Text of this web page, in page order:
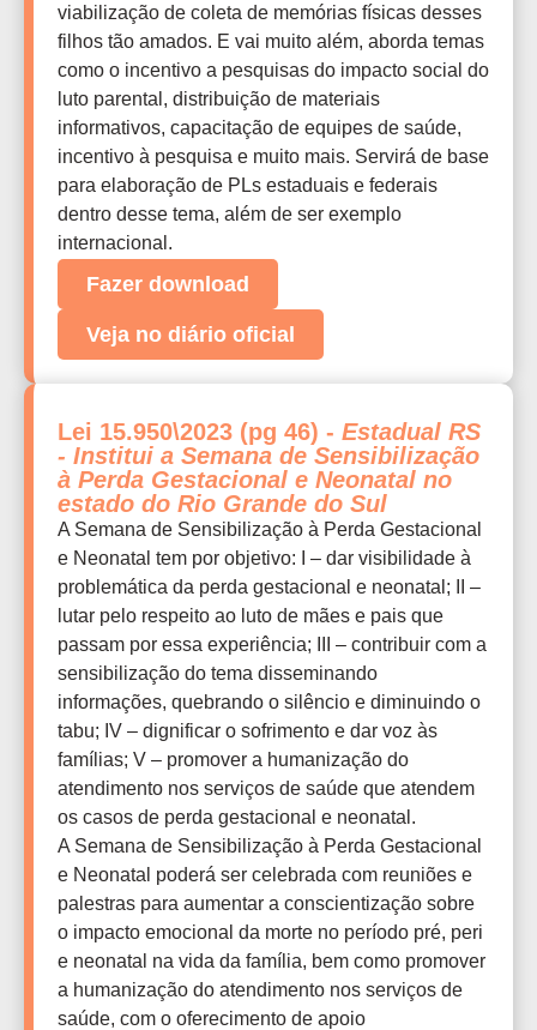
viabilização de coleta de memórias físicas desses
filhos tão amados. E vai muito além, aborda temas
como o incentivo a pesquisas do impacto social do
luto parental, distribuição de materiais
informativos, capacitação de equipes de saúde,
incentivo à pesquisa e muito mais. Servirá de base
para elaboração de PLs estaduais e federais
dentro desse tema, além de ser exemplo
internacional.
Fazer download
Veja no diário oficial
Lei 15.950\2023 (pg 46) - Estadual RS
- Institui a Semana de Sensibilização
à Perda Gestacional e Neonatal no
estado do Rio Grande do Sul
A Semana de Sensibilização à Perda Gestacional
e Neonatal tem por objetivo: I – dar visibilidade à
problemática da perda gestacional e neonatal; II –
lutar pelo respeito ao luto de mães e pais que
passam por essa experiência; III – contribuir com a
sensibilização do tema disseminando
informações, quebrando o silêncio e diminuindo o
tabu; IV – dignificar o sofrimento e dar voz às
famílias; V – promover a humanização do
atendimento nos serviços de saúde que atendem
os casos de perda gestacional e neonatal.
A Semana de Sensibilização à Perda Gestacional
e Neonatal poderá ser celebrada com reuniões e
palestras para aumentar a conscientização sobre
o impacto emocional da morte no período pré, peri
e neonatal na vida da família, bem como promover
a humanização do atendimento nos serviços de
saúde, com o oferecimento de apoio